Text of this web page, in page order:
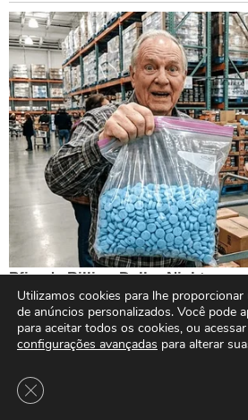
Utilizamos cookies para lhe
de anúncios personalizados. Você pode
para aceitar todos os cookies, ou acessar
configurações avançadas para alterar
Close GDPR Cookie Banner